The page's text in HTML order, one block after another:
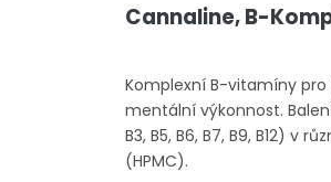
Cannaline, B-
Komplexní B-vitamíny
mentální výkonnost.
B3, B5, B6, B7, B9, B12)
(HPMC).